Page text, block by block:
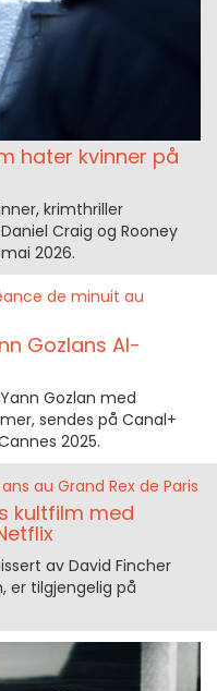
hater kvinner på
krimthriller
Craig og Rooney
2026.
Gozlans AI-
Gozlan med
sendes på Canal+
2025.
kultfilm med
av David Fincher
er tilgjengelig på